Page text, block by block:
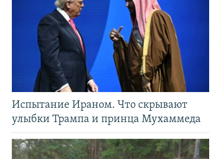
Испытание Ираном. Что скрывают
улыбки Трампа и принца Мухаммеда